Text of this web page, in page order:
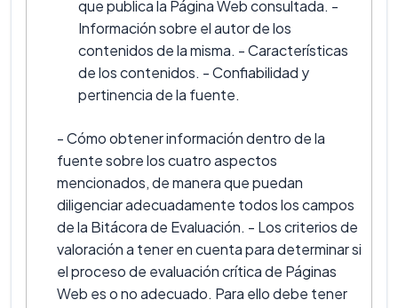
que publica la Página Web consultada. -
Información sobre el autor de los
contenidos de la misma. - Características
de los contenidos. - Confiabilidad y
pertinencia de la fuente.
- Cómo obtener información dentro de la
fuente sobre los cuatro aspectos
mencionados, de manera que puedan
diligenciar adecuadamente todos los campos
de la Bitácora de Evaluación. - Los criterios de
valoración a tener en cuenta para determinar si
el proceso de evaluación crítica de Páginas
Web es o no adecuado. Para ello debe tener